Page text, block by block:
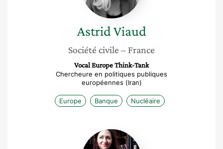
AstridViaud
Société civile – France
Vocal Europe Think-Tank
Chercheure en politiques publiques
européennes (Iran)
Europe Banque Nucléaire
Christine
Fassert